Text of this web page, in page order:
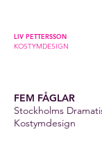
LIV PETTERSSON
KOSTYMDESIGN
FEM FÅGLAR
Stockholms
Kostymdesign